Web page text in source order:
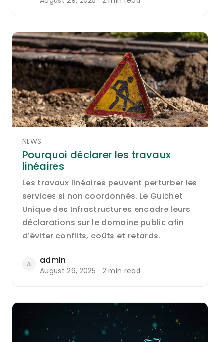
NEWS
Pourquoi déclarer les travaux
linéaires
Les travaux linéaires peuvent perturber les
services si non coordonnés. Le Guichet
Unique des Infrastructures encadre leurs
déclarations sur le domaine public afin
d’éviter conflits, coûts et retards.
A admin
August 29, 2025 · 2 min read